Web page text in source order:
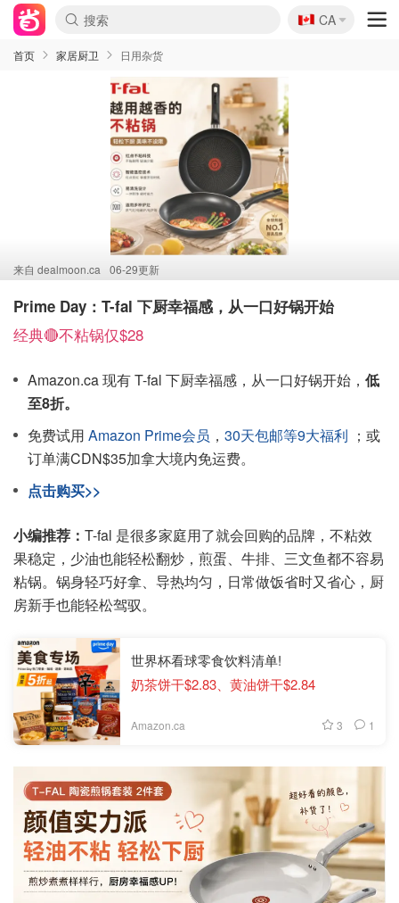
🇨🇦
CA
首页 家居厨卫 日用杂货
来自 dealmoon.ca 06-29更新
Prime Day：T-fal 下厨幸福感，从一口好锅开始
经典🔴不粘锅仅$28
Amazon.ca 现有 T-fal 下厨幸福感，从一口好锅开始， 低
至8折。
免费试用 Amazon Prime会员 ， 30天包邮等9大福利 ；或
订单满CDN$35加拿大境内免运费。
点击购买>>
小编推荐： T-fal 是很多家庭用了就会回购的品牌，不粘效
果稳定，少油也能轻松翻炒，煎蛋、牛排、三文鱼都不容易
粘锅。锅身轻巧好拿、导热均匀，日常做饭省时又省心，厨
房新手也能轻松驾驭。
世界杯看球零食饮料清单!
奶茶饼干$2.83、黄油饼干$2.84
Amazon.ca 3 1